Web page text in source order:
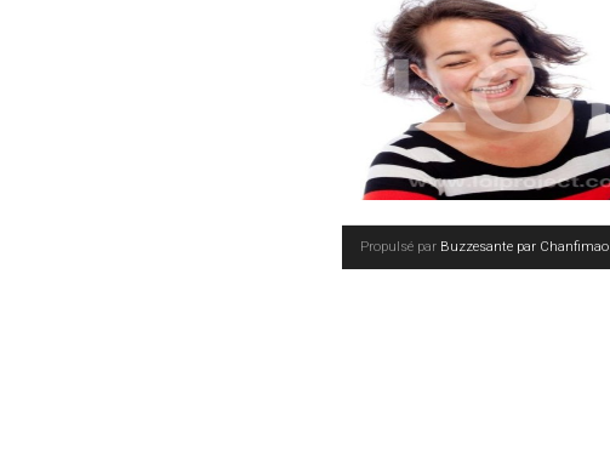
Propulsé par Buzzesante par Chanfimao